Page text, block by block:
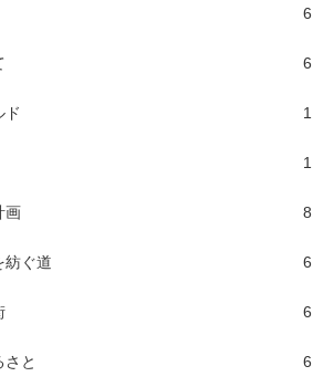
6
6
ド 1
1
画 8
紡ぐ道 6
6
と 6